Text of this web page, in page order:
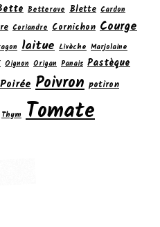
Betterave Blette Cardon
Coriandre Cornichon Courge
laitue Livèche Marjolaine
Oignon Origan Panais Pastèque
Poirée Poivron potiron
Thym Tomate